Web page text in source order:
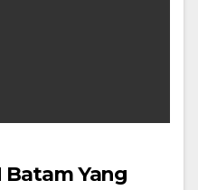
Batam Yang